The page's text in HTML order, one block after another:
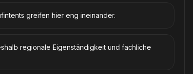
greifen hier eng ineinander.
regionale Eigenständigkeit und fachliche